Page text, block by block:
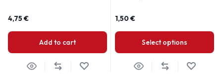
4,75€
Add to cart
1,50€
Select options